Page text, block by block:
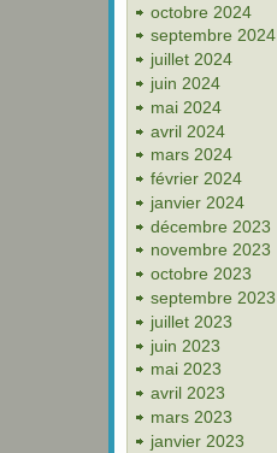
octobre 2024
septembre 2024
juillet 2024
juin 2024
mai 2024
avril 2024
mars 2024
février 2024
janvier 2024
décembre 2023
novembre 2023
octobre 2023
septembre 2023
juillet 2023
juin 2023
mai 2023
avril 2023
mars 2023
janvier 2023